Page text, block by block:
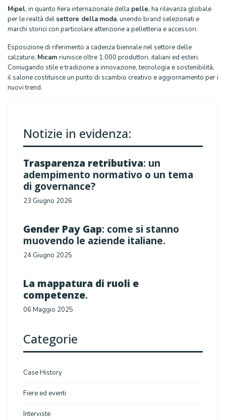
Mipel, in quanto fiera internazionale della pelle, ha rilevanza globale
per le realtà del settore della moda, unendo brand selezionati e
marchi storici con particolare attenzione a pelletteria e accessori.
Esposizione di riferimento a cadenza biennale nel settore delle
calzature, Micam riunisce oltre 1.000 produttori, italiani ed esteri.
Coniugando stile e tradizione a innovazione, tecnologia e sostenibilità,
il salone costituisce un punto di scambio creativo e aggiornamento per i
nuovi trend.
Notizie in evidenza:
Trasparenza retributiva: un
adempimento normativo o un tema
di governance?
23 Giugno 2026
Gender Pay Gap: come si stanno
muovendo le aziende italiane.
24 Giugno 2025
La mappatura di ruoli e
competenze.
06 Maggio 2025
Categorie
Case History
Fiere ed eventi
Interviste